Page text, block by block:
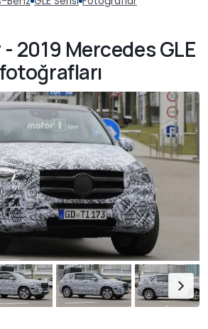
2019 Mercedes GLE